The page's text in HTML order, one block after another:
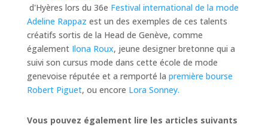
d'Hyères lors du 36e Festival international de la mode
Adeline Rappaz est un des exemples de ces talents
créatifs sortis de la Head de Genève, comme
également Ilona Roux, jeune designer bretonne qui a
suivi son cursus mode dans cette école de mode
genevoise réputée et a remporté la première bourse
Robert Piguet, ou encore Lora Sonney.
Vous pouvez également lire les articles suivants